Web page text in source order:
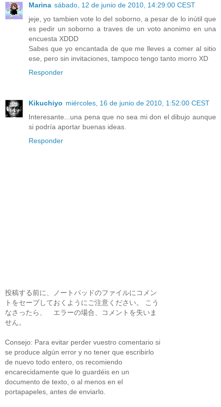
Marina sábado, 12 de junio de 2010, 14:29:00 CEST
jeje, yo tambien vote lo del soborno, a pesar de lo inútil que
es pedir un soborno a traves de un voto anonimo en una
encuesta XDDD
Sabes que yo encantada de que me lleves a comer al sitio
ese, pero sin invitaciones, tampoco tengo tanto morro XD
Responder
Kikuchiyo miércoles, 16 de junio de 2010, 1:52:00 CEST
Interesante...una pena que no sea mi don el dibujo aunque
si podría aportar buenas ideas.
Responder
投稿する前に、ノートパッドのファイルにコメン
トをセーブしておくようにご注意ください。 こう
なさったら、 エラーの場合、コメントを失いま
せん。
Consejo: Para evitar perder vuestro comentario si
se produce algún error y no tener que escribirlo
de nuevo todo entero, os recomiendo
encarecidamente que lo guardéis en un
documento de texto, o al menos en el
portapapeles, antes de enviarlo.